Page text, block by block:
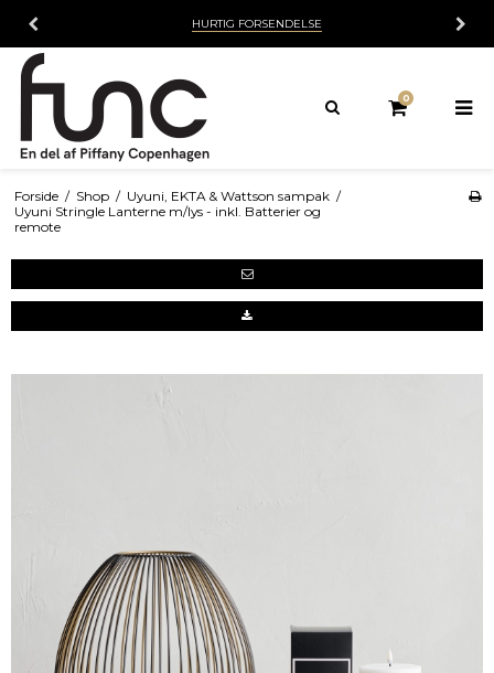
HURTIG FORSENDELSE
0
Forside / Shop / Uyuni, EKTA & Wattson sampak /
Uyuni Stringle Lanterne m/lys - inkl. Batterier og
remote